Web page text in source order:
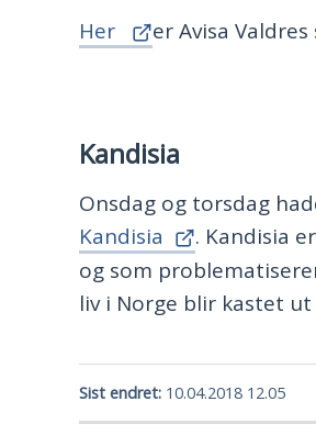
Her er Avisa
Kandisia
Onsdag og torsdag
Kandisia
. Kandisia
og som
liv i Norge blir kastet ut
Sist endret 10.04.2018 12.05